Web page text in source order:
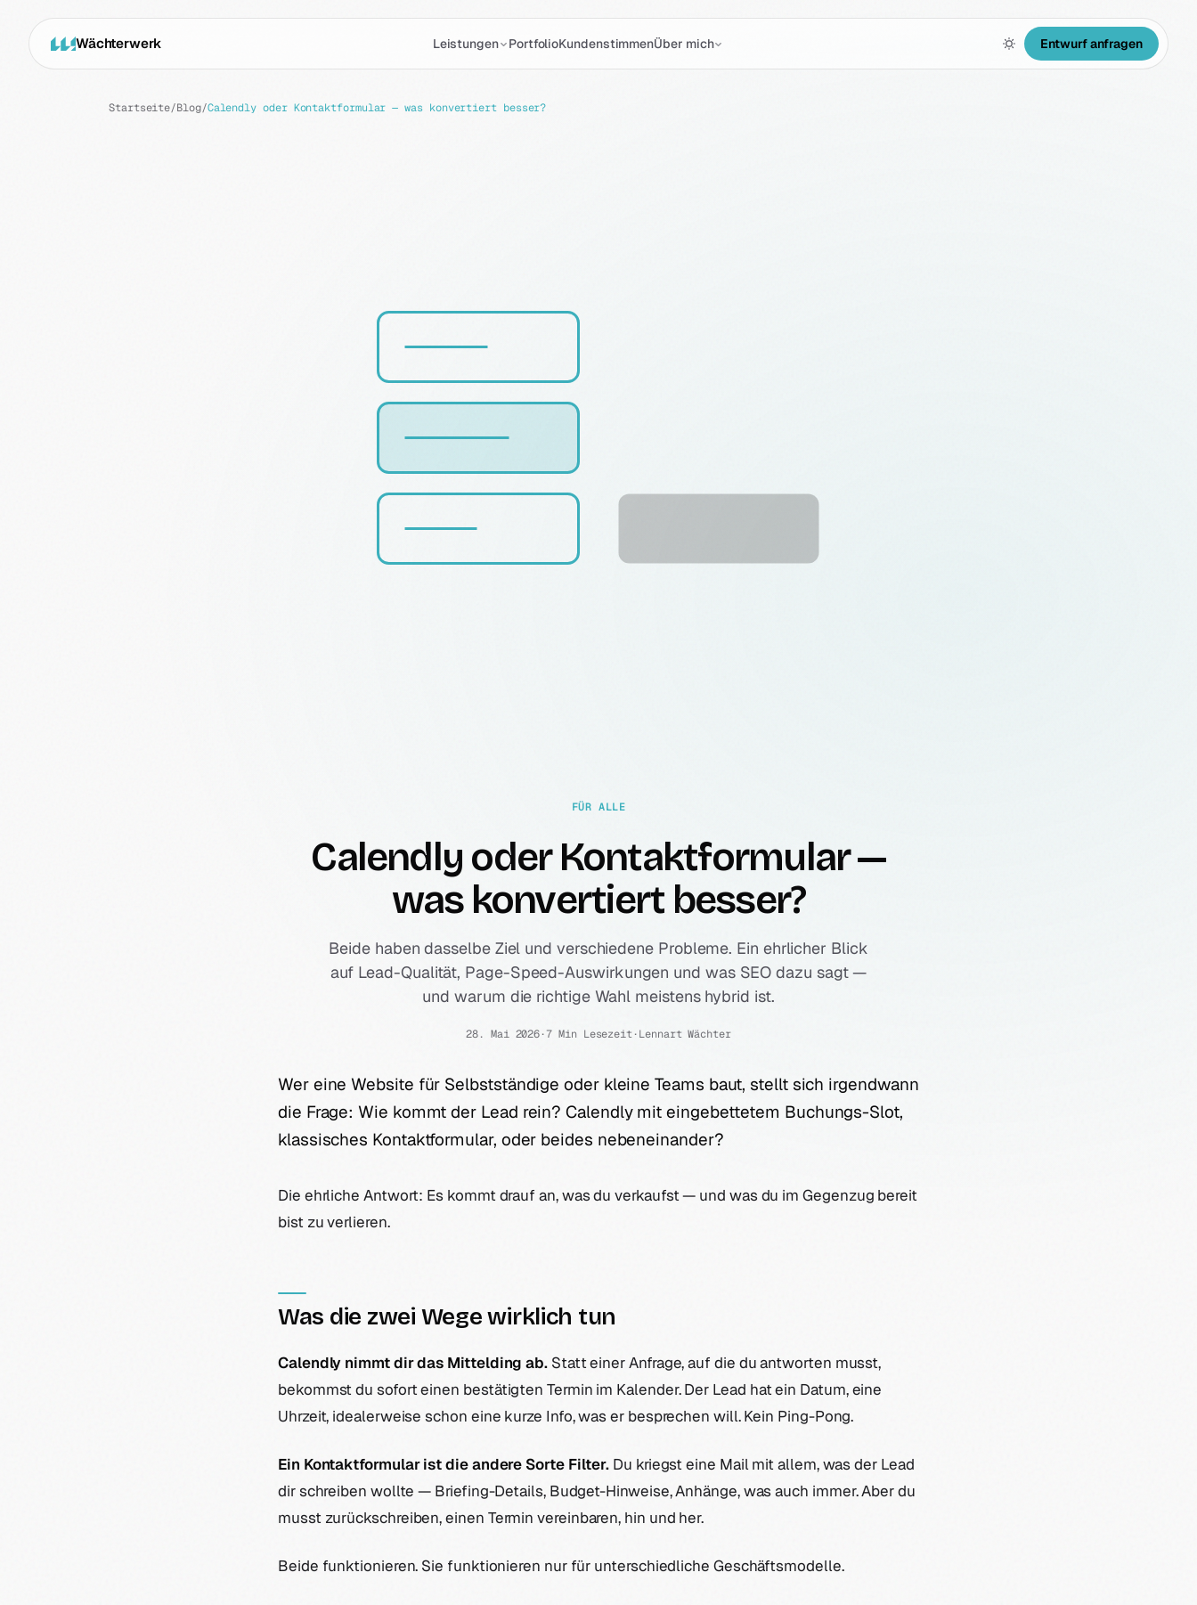
Wächterwerk Leistungen PortfolioKundenstimmenÜber mich Entwurf anfragen
Startseite/Blog/Calendly oder Kontaktformular — was konvertiert besser?
FÜR ALLE
Calendly oder Kontaktformular —
was konvertiert besser?
Beide haben dasselbe Ziel und verschiedene Probleme. Ein ehrlicher Blick
auf Lead-Qualität, Page-Speed-Auswirkungen und was SEO dazu sagt —
und warum die richtige Wahl meistens hybrid ist.
28. Mai 2026·7 Min Lesezeit·Lennart Wächter
Wer eine Website für Selbstständige oder kleine Teams baut, stellt sich irgendwann
die Frage: Wie kommt der Lead rein? Calendly mit eingebettetem Buchungs-Slot,
klassisches Kontaktformular, oder beides nebeneinander?
Die ehrliche Antwort: Es kommt drauf an, was du verkaufst — und was du im Gegenzug bereit
bist zu verlieren.
Was die zwei Wege wirklich tun
Calendly nimmt dir das Mittelding ab. Statt einer Anfrage, auf die du antworten musst,
bekommst du sofort einen bestätigten Termin im Kalender. Der Lead hat ein Datum, eine
Uhrzeit, idealerweise schon eine kurze Info, was er besprechen will. Kein Ping-Pong.
Ein Kontaktformular ist die andere Sorte Filter. Du kriegst eine Mail mit allem, was der Lead
dir schreiben wollte — Briefing-Details, Budget-Hinweise, Anhänge, was auch immer. Aber du
musst zurückschreiben, einen Termin vereinbaren, hin und her.
Beide funktionieren. Sie funktionieren nur für unterschiedliche Geschäftsmodelle.